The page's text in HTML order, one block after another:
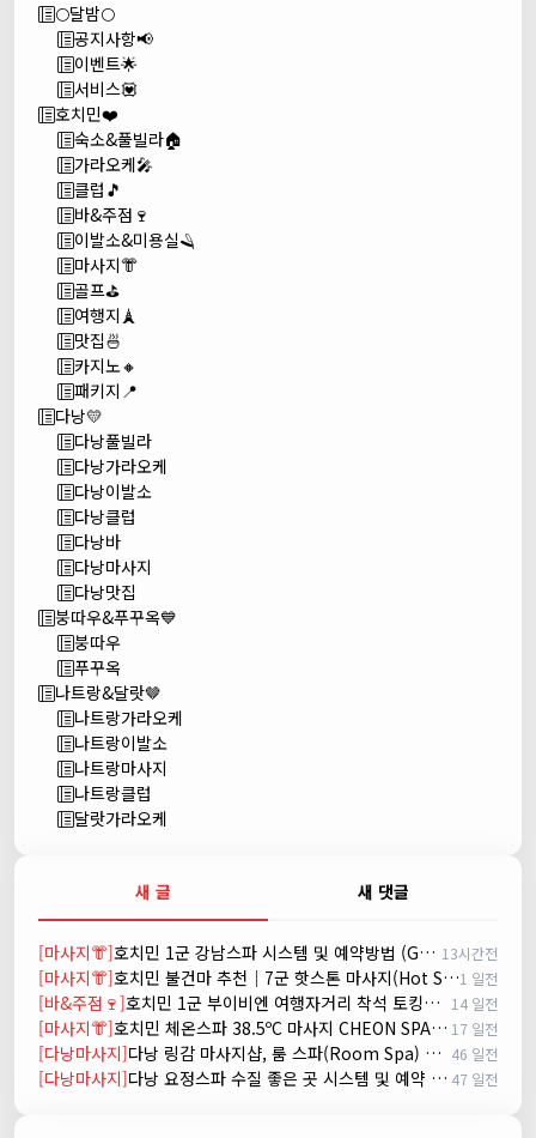
🌕달밤🌕
공지사항📢
이벤트🌟
서비스💟
호치민❤️
숙소&풀빌라🏠
가라오케🎤
클럽🎵
바&주점🍷
이발소&미용실🪒
마사지👘
골프⛳
여행지🗼
맛집🍜
카지노🔸
패키지📍
다낭💛
다낭풀빌라
다낭가라오케
다낭이발소
다낭클럽
다낭바
다낭마사지
다낭맛집
붕따우&푸꾸옥💙
붕따우
푸꾸옥
나트랑&달랏🤎
나트랑가라오케
나트랑이발소
나트랑마사지
나트랑클럽
달랏가라오케
새 글 새 댓글
[마사지👘] 호치민 1군 강남스파 시스템 및 예약방법 (GANGNAM SPA) 13시간전
[마사지👘] 호치민 불건마 추천｜7군 핫스톤 마사지(Hot Stone massage)1 일전
[바&주점🍷] 호치민 1군 부이비엔 여행자거리 착석 토킹바 놀이터 (NORITER LOUNGE) 14 일전
[마사지👘] 호치민 체온스파 38.5ºC 마사지 CHEON SPA Massage 17 일전
[다낭마사지] 다낭 링감 마사지샵, 룸 스파(Room Spa) 예약 46 일전
[다낭마사지] 다낭 요정스파 수질 좋은 곳 시스템 및 예약 방법 47 일전